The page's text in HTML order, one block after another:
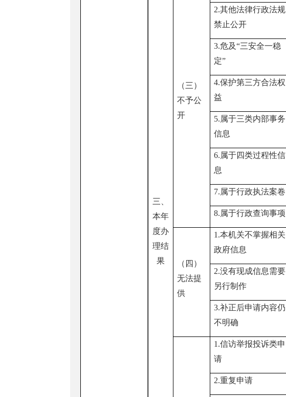
三、
本年
度办
理结
果
（三）
不予公
开
2.其他法律行政法规
禁止公开
3.危及“三安全一稳
定”
4.保护第三方合法权
益
5.属于三类内部事务
信息
6.属于四类过程性信
息
7.属于行政执法案卷
8.属于行政查询事项
（四）
无法提
供
1.本机关不掌握相关
政府信息
2.没有现成信息需要
另行制作
3.补正后申请内容仍
不明确
1.信访举报投诉类申
请
2.重复申请